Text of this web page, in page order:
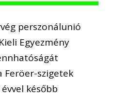
perszonálunió
Egyezmény
Feröer-szigetek
később